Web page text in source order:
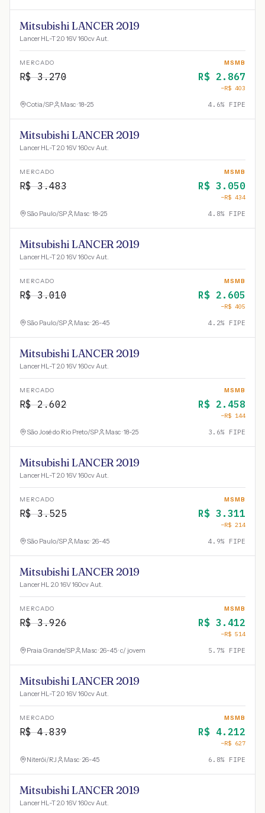
Mitsubishi LANCER 2019
Lancer HL-T 2.0 16V 160cv Aut.
MERCADO
R$3.270
MSMB
R$ 2.867
−R$ 403
Cotia/SP Masc · 18-25 4.6% FIPE
Mitsubishi LANCER 2019
Lancer HL-T 2.0 16V 160cv Aut.
MERCADO
R$3.483
MSMB
R$ 3.050
−R$ 434
São Paulo/SP Masc · 18-25 4.8% FIPE
Mitsubishi LANCER 2019
Lancer HL-T 2.0 16V 160cv Aut.
MERCADO
R$3.010
MSMB
R$ 2.605
−R$ 405
São Paulo/SP Masc · 26-45 4.2% FIPE
Mitsubishi LANCER 2019
Lancer HL-T 2.0 16V 160cv Aut.
MERCADO
R$2.602
MSMB
R$ 2.458
−R$ 144
São José do Rio Preto/SP Masc · 18-25 3.6% FIPE
Mitsubishi LANCER 2019
Lancer HL-T 2.0 16V 160cv Aut.
MERCADO
R$3.525
MSMB
R$ 3.311
−R$ 214
São Paulo/SP Masc · 26-45 4.9% FIPE
Mitsubishi LANCER 2019
Lancer HL 2.0 16V 160cv Aut.
MERCADO
R$3.926
MSMB
R$ 3.412
−R$ 514
Praia Grande/SP Masc · 26-45 · c/ jovem 5.7% FIPE
Mitsubishi LANCER 2019
Lancer HL-T 2.0 16V 160cv Aut.
MERCADO
R$4.839
MSMB
R$ 4.212
−R$ 627
Niterói/RJ Masc · 26-45 6.8% FIPE
Mitsubishi LANCER 2019
Lancer HL-T 2.0 16V 160cv Aut.